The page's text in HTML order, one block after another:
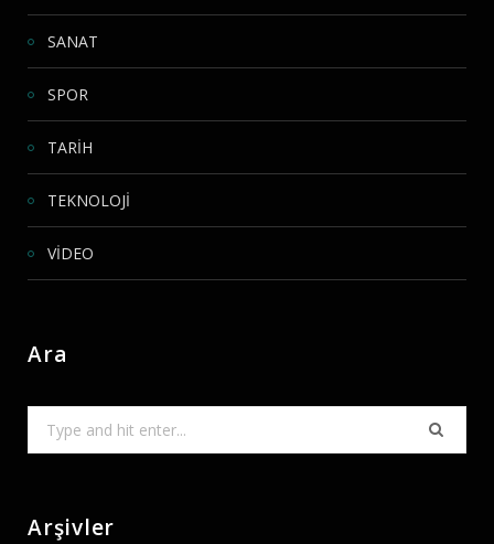
SANAT
SPOR
TARİH
TEKNOLOJİ
VİDEO
Ara
Arşivler